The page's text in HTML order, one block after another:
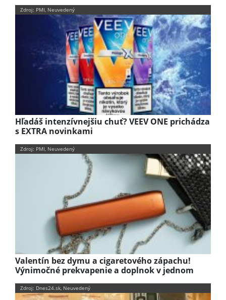
Zdroj: PMI, Neuvedený
Hľadáš intenzívnejšiu chuť? VEEV ONE prichádza
s EXTRA novinkami
Zdroj: PMI, Neuvedený
Valentín bez dymu a cigaretového zápachu!
Výnimočné prekvapenie a doplnok v jednom
Zdroj: Dnes24.sk, Neuvedený